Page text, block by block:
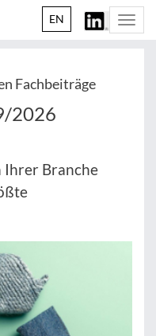
EN
Fachbeiträge
2026
Ihrer Branche